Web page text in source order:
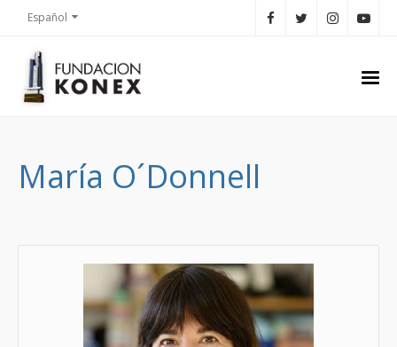
Español
María O´Donnell